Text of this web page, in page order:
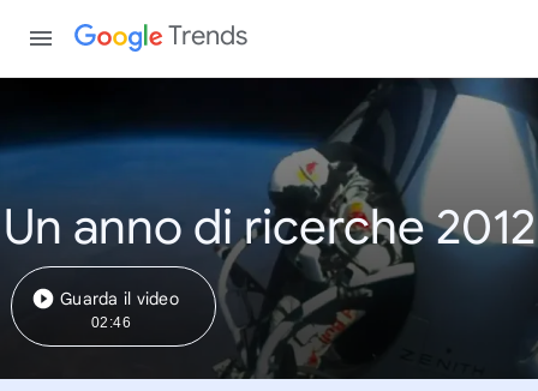
Trends
Un anno di ricerche 2012
Guarda il video
02:46